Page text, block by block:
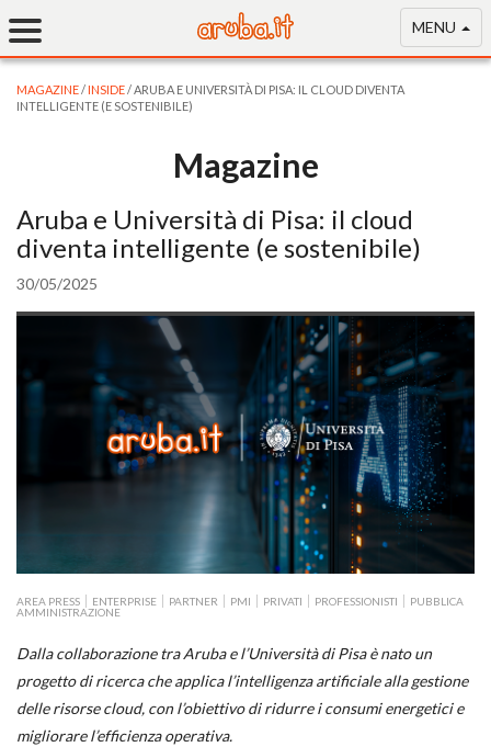
MENU
MAGAZINE/ INSIDE/ ARUBA E UNIVERSITÀ DI PISA: IL CLOUD DIVENTA
INTELLIGENTE (E SOSTENIBILE)
Magazine
Aruba e Università di Pisa: il cloud
diventa intelligente (e sostenibile)
30/05/2025
AREA PRESS ENTERPRISE PARTNER PMI PRIVATI PROFESSIONISTI
PUBBLICA
AMMINISTRAZIONE
Dalla collaborazione tra Aruba e l’Università di Pisa è nato un
progetto di ricerca che applica l’intelligenza artificiale alla gestione
delle risorse cloud, con l’obiettivo di ridurre i consumi energetici e
migliorare l’efficienza operativa.